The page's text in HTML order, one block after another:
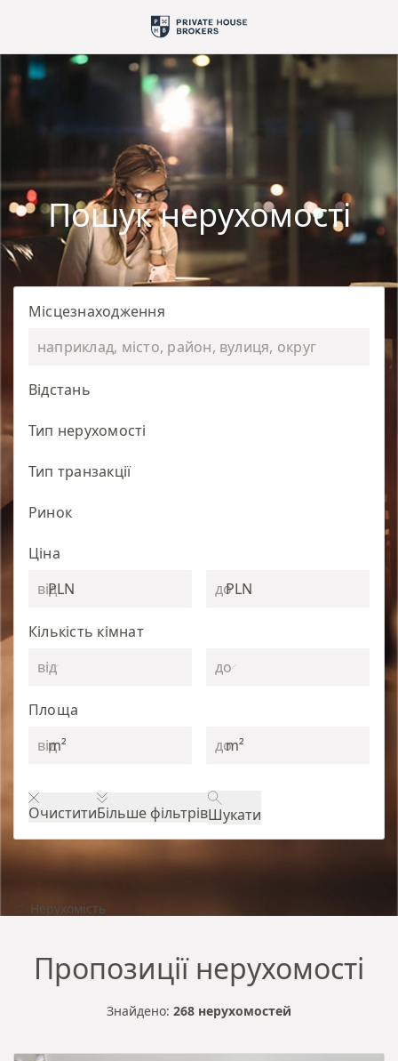
Пошук нерухомості
Місцезнаходження
Відстань
Тип нерухомості
Тип транзакції
Ринок
Ціна
PLN
PLN
Кількість кімнат
Площа
m²
m²
ОчиститиБільше фільтрівШукати
Нерухомість
Пропозиції нерухомості
Знайдено: 268 нерухомостей